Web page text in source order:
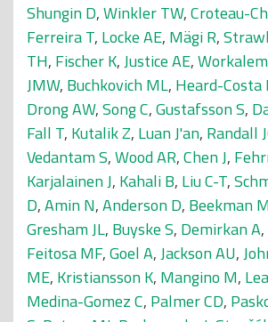
Shungin D,Winkler TW,Croteau-
Ferreira T, Locke AE, Mägi R,
TH, Fischer K,Justice AE,
JMW, Buchkovich ML, Heard-Costa
Drong AW,Song C,Gustafsson S,
Fall T, Kutalik Z, Luan J'an, Randall
Vedantam S,Wood AR,Chen J,
Karjalainen J, Kahali B, Liu C-T,
D,Amin N,Anderson D, Beekman
Gresham JL, Buyske S, Demirkan A,
Feitosa MF,Goel A,Jackson AU,
ME, Kristiansson K, Mangino M,
Medina-Gomez C, Palmer CD,